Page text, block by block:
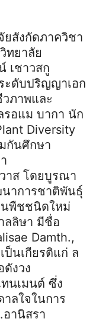
ยสังกัดภาควิชา
ทยาลัย
เชาวสกู
ะดับปริญญาเอก
ภาพและ
อแม บากา นัก
Diversity
กันศึกษา
าส โดยบูรณา
าการชาติพันธุ์
นพืชชนิดใหม่
ลลิษา มีชื่อ
Damth.,
ป็นเกียรติแก่ ล
งวง
ทนเมนต์ ซึ่ง
ลใจในการ
านิสรา